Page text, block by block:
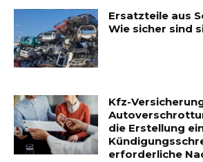
Ersatzteile aus
Wie sicher sind
Kfz-
die Erstellung
erforderliche